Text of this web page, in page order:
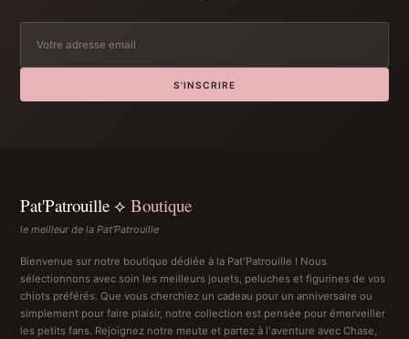
S'INSCRIRE
Pat'Patrouille ⟡ Boutique
le meilleur de la Pat'Patrouille
Bienvenue sur notre boutique dédiée à la Pat'Patrouille ! Nous
sélectionnons avec soin les meilleurs jouets, peluches et figurines de vos
chiots préférés. Que vous cherchiez un cadeau pour un anniversaire ou
simplement pour faire plaisir, notre collection est pensée pour émerveiller
les petits fans. Rejoignez notre meute et partez à l'aventure avec Chase,